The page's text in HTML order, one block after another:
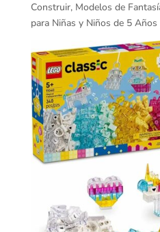
Construir, Modelos de
para Niñas y Niños de 5